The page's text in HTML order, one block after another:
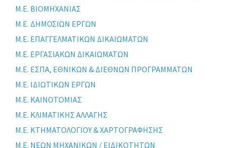
Μ.Ε. ΒΙΟΜΗΧΑΝΙΑΣ
Μ.Ε. ΔΗΜΟΣΙΩΝ ΕΡΓΩΝ
Μ.Ε. ΕΠΑΓΓΕΛΜΑΤΙΚΩΝ ΔΙΚΑΙΩΜΑΤΩΝ
Μ.Ε. ΕΡΓΑΣΙΑΚΩΝ ΔΙΚΑΙΩΜΑΤΩΝ
Μ.Ε. ΕΣΠΑ, ΕΘΝΙΚΩΝ & ΔΙΕΘΝΩΝ ΠΡΟΓΡΑΜΜΑΤΩΝ
Μ.Ε. ΙΔΙΩΤΙΚΩΝ ΕΡΓΩΝ
Μ.Ε. ΚΑΙΝΟΤΟΜΙΑΣ
Μ.Ε. ΚΛΙΜΑΤΙΚΗΣ ΑΛΛΑΓΗΣ
Μ.Ε. ΚΤΗΜΑΤΟΛΟΓΙΟΥ & ΧΑΡΤΟΓΡΑΦΗΣΗΣ
Μ.Ε. ΝΕΩΝ ΜΗΧΑΝΙΚΩΝ / ΕΙΔΙΚΟΤΗΤΩΝ